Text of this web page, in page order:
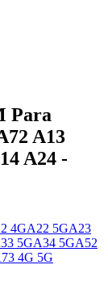
Para
A13
A24 -
4GA22 5GA23
5GA34 5GA52
4G 5G